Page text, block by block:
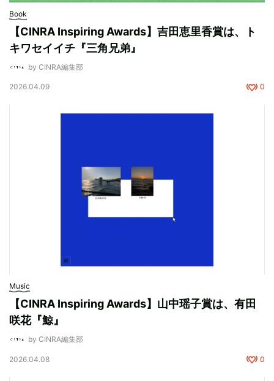
Book
【CINRA Inspiring Awards】吉田恵里香賞は、ト
キワセイイチ『三角兄弟』
by CINRA編集部
2026.04.09 0
Music
【CINRA Inspiring Awards】山中瑶子賞は、有田
咲花『鯨』
by CINRA編集部
2026.04.08 0